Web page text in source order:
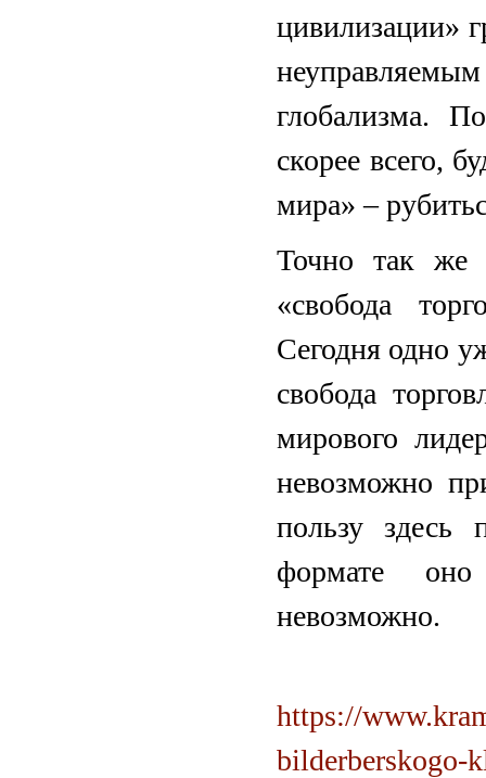
цивилизации»
глобализма.
скорее всего,
мира» –
Точно так
«свобода
Сегодня одно
свобода
мирового
невозможно
пользу здесь
формате оно
невозможно.
https://
bilderberskogo-